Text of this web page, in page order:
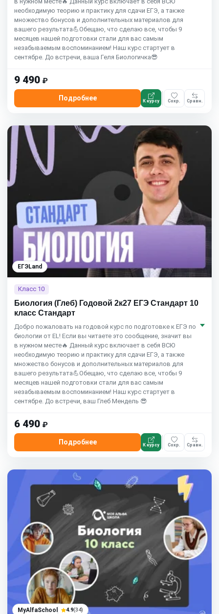
необходимую теорию и практику для сдачи ЕГЭ, а также
множество бонусов и дополнительных материалов для
вашего результата💪Обещаю, что сделаю все, чтобы 9
месяцев нашей подготовки стали для вас самым
незабываемым воспоминанием! Наш курс стартует в
сентябре. До встречи, ваша Геля Биологичка😎
9 490 ₽
Подробнее К курсу Сохр. Сравн.
ЕГЭLand
Класс 10
Биология (Глеб) Годовой 2к27 ЕГЭ Стандарт 10
класс Стандарт
Добро пожаловать на годовой курс по подготовке к ЕГЭ по
биологии от EL! Если вы читаете это сообщение, значит вы
в нужном месте🔥 Данный курс включает в себя ВСЮ
необходимую теорию и практику для сдачи ЕГЭ, а также
множество бонусов и дополнительных материалов для
вашего результата💪Обещаю, что сделаю все, чтобы 9
месяцев нашей подготовки стали для вас самым
незабываемым воспоминанием! Наш курс стартует в
сентябре. До встречи, ваш Глеб Мендель 😎
6 490 ₽
Подробнее К курсу Сохр. Сравн.
MyAlfaSchool 4.9(34)